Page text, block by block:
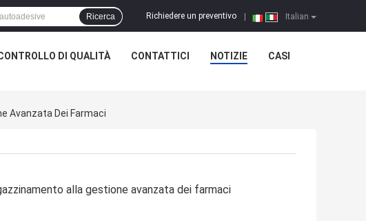
Italian
Richiedere un preventivo
Ricerca
DI QUALITÀ CONTATTICI NOTIZIE CASI
Avanzata Dei Farmaci
alla gestione avanzata dei farmaci